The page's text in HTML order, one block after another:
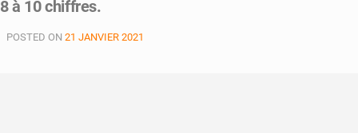
8 à 10 chiffres.
POSTED ON 21 JANVIER 2021